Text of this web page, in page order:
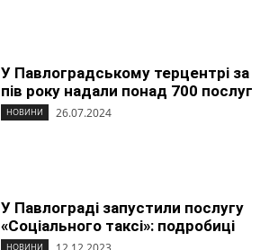
У Павлоградському терцентрі за
пів року надали понад 700 послуг
НОВИНИ 26.07.2024
У Павлограді запустили послугу
«Соціального таксі»: подробиці
НОВИНИ